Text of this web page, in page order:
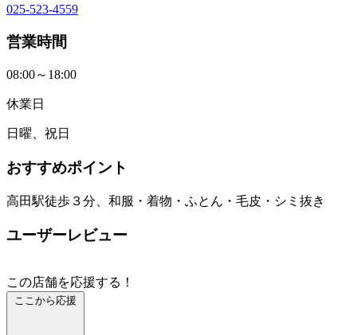
025-523-4559
営業時間
08:00～18:00
休業日
日曜、祝日
おすすめポイント
高田駅徒歩３分、和服・着物・ふとん・毛皮・シミ抜き
ユーザーレビュー
この店舗を応援する！
ここから応援